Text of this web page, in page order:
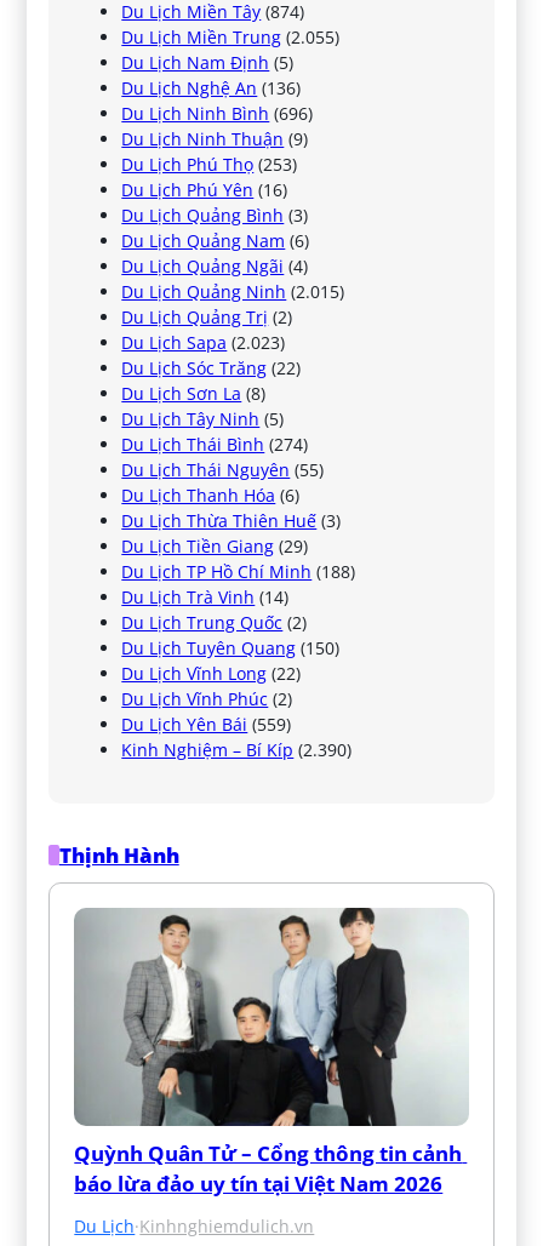
Du Lịch Miền Tây (874)
Du Lịch Miền Trung (2.055)
Du Lịch Nam Định (5)
Du Lịch Nghệ An (136)
Du Lịch Ninh Bình (696)
Du Lịch Ninh Thuận (9)
Du Lịch Phú Thọ (253)
Du Lịch Phú Yên (16)
Du Lịch Quảng Bình (3)
Du Lịch Quảng Nam (6)
Du Lịch Quảng Ngãi (4)
Du Lịch Quảng Ninh (2.015)
Du Lịch Quảng Trị (2)
Du Lịch Sapa (2.023)
Du Lịch Sóc Trăng (22)
Du Lịch Sơn La (8)
Du Lịch Tây Ninh (5)
Du Lịch Thái Bình (274)
Du Lịch Thái Nguyên (55)
Du Lịch Thanh Hóa (6)
Du Lịch Thừa Thiên Huế (3)
Du Lịch Tiền Giang (29)
Du Lịch TP Hồ Chí Minh (188)
Du Lịch Trà Vinh (14)
Du Lịch Trung Quốc (2)
Du Lịch Tuyên Quang (150)
Du Lịch Vĩnh Long (22)
Du Lịch Vĩnh Phúc (2)
Du Lịch Yên Bái (559)
Kinh Nghiệm – Bí Kíp (2.390)
Thịnh Hành
Quỳnh Quân Tử – Cổng thông tin cảnh
báo lừa đảo uy tín tại Việt Nam 2026
Du Lịch·Kinhnghiemdulich.vn